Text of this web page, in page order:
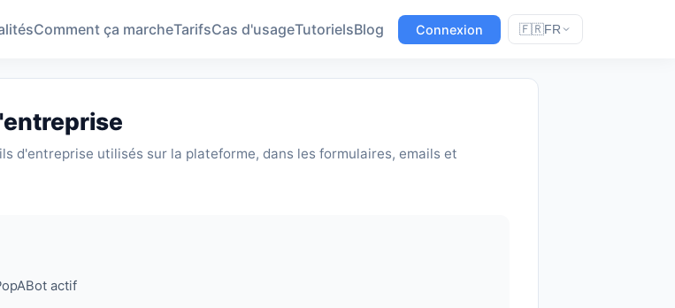
Comment ça marcheTarifsCas d'usageTutorielsBlog Connexion 🇫🇷FR
d'entreprise utilisés sur la plateforme, dans les formulaires, emails et
actif